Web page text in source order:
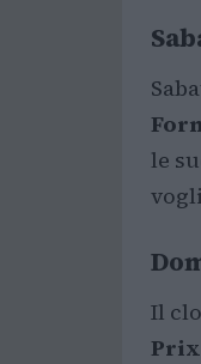
le
Il
Prix